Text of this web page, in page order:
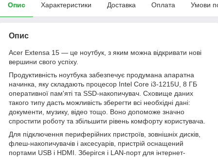
Опис Характеристики Доставка Оплата Умови
Опис
Acer Extensa 15 — це ноутбук, з яким можна відкривати нові
вершини свого успіху.
Продуктивність ноутбука забезпечує продумана апаратна
начинка, яку складають процесор Intel Core i3-1215U, 8 ГБ
оперативної пам'яті та SSD-накопичувач. Сховище даних
такого типу дасть можливість зберегти всі необхідні дані:
документи, музику, відео тощо. Воно допоможе значно
спростити роботу та збільшити рівень комфорту користувача.
Для підключення периферійних пристроїв, зовнішніх дисків,
флеш-накопичувачів і аксесуарів, пристрій оснащений
портами USB і HDMI. Зберігся і LAN-порт для інтернет-